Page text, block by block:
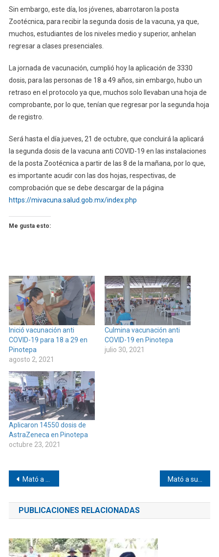
Sin embargo, este día, los jóvenes, abarrotaron la posta
Zootécnica, para recibir la segunda dosis de la vacuna, ya que,
muchos, estudiantes de los niveles medio y superior, anhelan
regresar a clases presenciales.
La jornada de vacunación, cumplió hoy la aplicación de 3330
dosis, para las personas de 18 a 49 años, sin embargo, hubo un
retraso en el protocolo ya que, muchos solo llevaban una hoja de
comprobante, por lo que, tenían que regresar por la segunda hoja
de registro.
Será hasta el día jueves, 21 de octubre, que concluirá la aplicará
la segunda dosis de la vacuna anti COVID-19 en las instalaciones
de la posta Zootécnica a partir de las 8 de la mañana, por lo que,
es importante acudir con las dos hojas, respectivas, de
comprobación que se debe descargar de la página
https://mivacuna.salud.gob.mx/index.php
Me gusta esto:
Inició vacunación anti
COVID-19 para 18 a 29 en
Pinotepa
agosto 2, 2021
Culmina vacunación anti
COVID-19 en Pinotepa
julio 30, 2021
Aplicaron 14550 dosis de
AstraZeneca en Pinotepa
octubre 23, 2021
Navegación
de
entradas
Mató a sus hijastras en Guerrero Mató a sus hijastras en la costa chica de Guerrero
PUBLICACIONES RELACIONADAS